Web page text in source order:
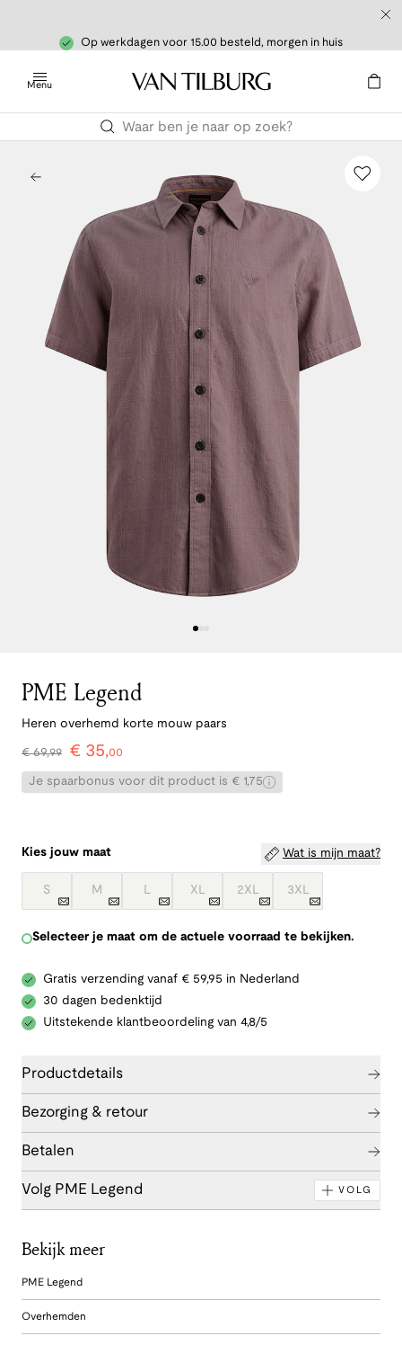
Op werkdagen voor 15.00 besteld, morgen in huis
Menu
PME Legend
Heren overhemd korte mouw paars
€69,99 € 35,00
Je spaarbonus voor dit product is € 1,75
Kies jouw maat Wat is mijn maat?
S M L XL 2XL 3XL
Selecteer je maat om de actuele voorraad te bekijken.
Gratis verzending vanaf € 59,95 in Nederland
30 dagen bedenktijd
Uitstekende klantbeoordeling van 4,8/5
Productdetails
Bezorging & retour
Betalen
Volg PME Legend VOLG
Bekijk meer
PME Legend
Overhemden